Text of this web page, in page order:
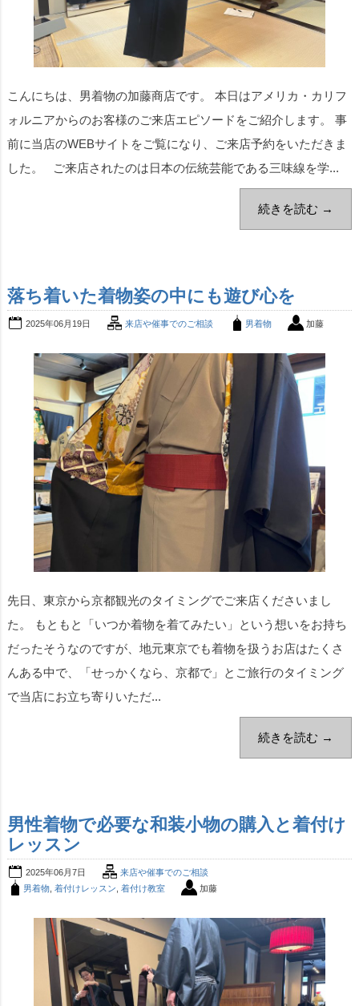
こんにちは、男着物の加藤商店です。 本日はアメリカ・カリフ
ォルニアからのお客様のご来店エピソードをご紹介します。 事
前に当店のWEBサイトをご覧になり、ご来店予約をいただきま
した。 ご来店されたのは日本の伝統芸能である三味線を学...
続きを読む →
落ち着いた着物姿の中にも遊び心を
2025年06月19日 来店や催事でのご相談 男着物 加藤
先日、東京から京都観光のタイミングでご来店くださいまし
た。 もともと「いつか着物を着てみたい」という想いをお持ち
だったそうなのですが、地元東京でも着物を扱うお店はたくさ
んある中で、「せっかくなら、京都で」とご旅行のタイミング
で当店にお立ち寄りいただ...
続きを読む →
男性着物で必要な和装小物の購入と着付け
レッスン
2025年06月7日
来店や催事でのご相談
男着物, 着付けレッスン 着付け教室 加藤